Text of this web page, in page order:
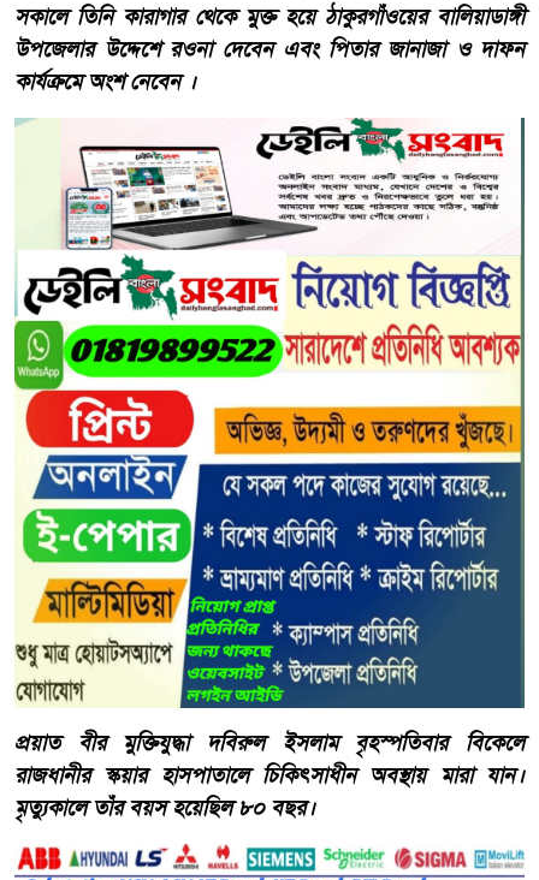
সকালে তিনি কারাগার থেকে মুক্ত হয়ে ঠাকুরগাঁওয়ের বালিয়াডাঙ্গী
উপজেলার উদ্দেশে রওনা দেবেন এবং পিতার জানাজা ও দাফন
কার্যক্রমে অংশ নেবেন ।
প্রয়াত বীর মুক্তিযুদ্ধা দবিরুল ইসলাম বৃহস্পতিবার বিকেলে
রাজধানীর স্কয়ার হাসপাতালে চিকিৎসাধীন অবস্থায় মারা যান।
মৃত্যুকালে তাঁর বয়স হয়েছিল ৮০ বছর।